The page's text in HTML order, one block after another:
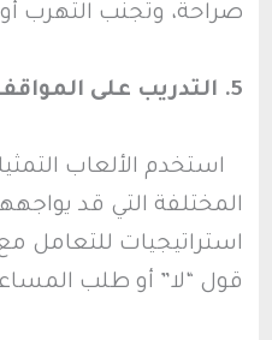
صراحة، وتجنب التهرب
5. التدريب على المواقف المختلفة:
استخدم الألعاب
المختلفة التي قد
استراتيجيات للتعامل
قول “لا” أو طلب